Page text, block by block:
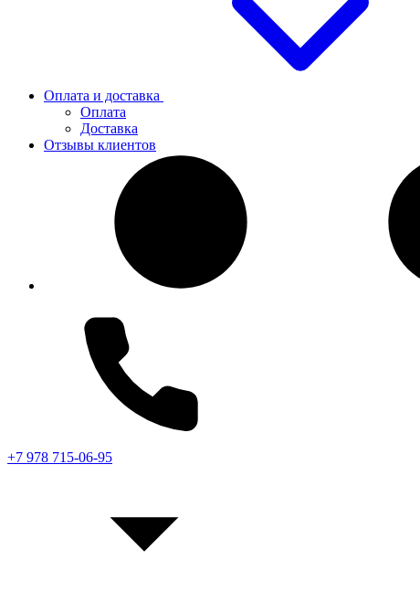
Оплата и доставка
Оплата
Доставка
Отзывы клиентов
+7 978 715-06-95